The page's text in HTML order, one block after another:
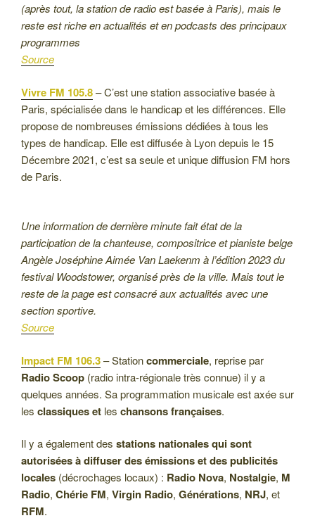
(après tout, la station de radio est basée à Paris), mais le
reste est riche en actualités et en podcasts des principaux
programmes
Source
Vivre FM 105.8– C’est une station associative basée à
Paris, spécialisée dans le handicap et les différences. Elle
propose de nombreuses émissions dédiées à tous les
types de handicap. Elle est diffusée à Lyon depuis le 15
Décembre 2021, c’est sa seule et unique diffusion FM hors
de Paris.
Une information de dernière minute fait état de la
participation de la chanteuse, compositrice et pianiste belge
Angèle Joséphine Aimée Van Laekenm à l’édition 2023 du
festival Woodstower, organisé près de la ville. Mais tout le
reste de la page est consacré aux actualités avec une
section sportive.
Source
Impact FM 106.3– Stationcommerciale, reprise par
Radio Scoop (radio intra-régionale très connue) il y a
quelques années. Sa programmation musicale est axée sur
les classiques et les chansons françaises.
Il y a également des stations nationales qui sont
autorisées à diffuser des émissions et des publicités
locales (décrochages locaux) : Radio Nova, Nostalgie, M
Radio, Chérie FM, Virgin Radio, Générations, NRJ, et
RFM.